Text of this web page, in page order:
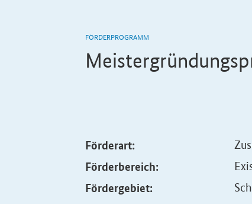
FÖRDERPROGRAMM
Förderart:
Förderbereich:
Fördergebiet: